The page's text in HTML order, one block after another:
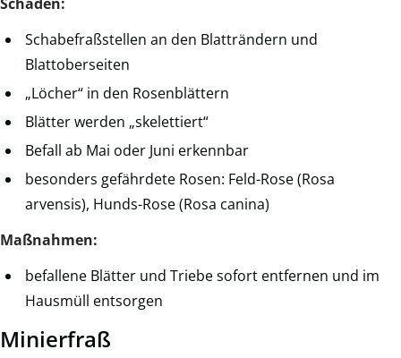
Schabefraßstellen an den Blatträndern und
Blattoberseiten
„Löcher“ in den Rosenblättern
Blätter werden „skelettiert“
Befall ab Mai oder Juni erkennbar
besonders gefährdete Rosen: Feld-Rose (Rosa
arvensis), Hunds-Rose (Rosa canina)
Maßnahmen:
befallene Blätter und Triebe sofort entfernen und im
Hausmüll entsorgen
Minierfraß